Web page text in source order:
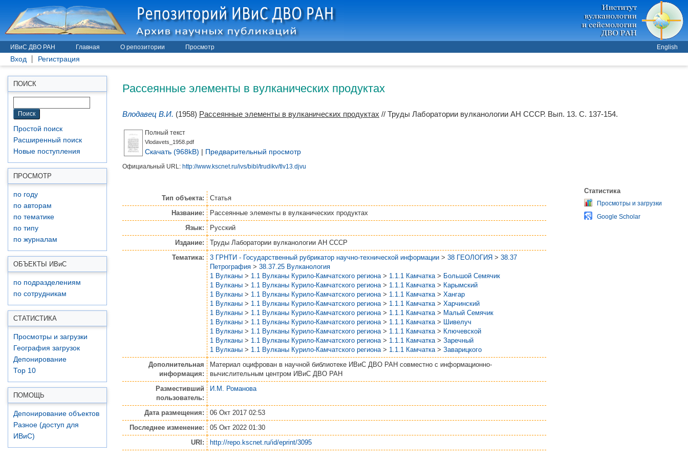
ИВиС ДВО РАН Главная О репозитории Просмотр English
Вход Регистрация
ПОИСК
Простой поиск
Расширенный поиск
Новые поступления
ПРОСМОТР
по году
по авторам
по тематике
по типу
по журналам
ОБЪЕКТЫ ИВиС
по подразделениям
по сотрудникам
СТАТИСТИКА
Просмотры и загрузки
География загрузок
Депонирование
Top 10
ПОМОЩЬ
Депонирование объектов
Разное (доступ для
ИВиС)
Рассеянные элементы в вулканических продуктах
Влодавец В.И. (1958) Рассеянные элементы в вулканических продуктах // Труды Лаборатории вулканологии АН СССР. Вып. 13. С. 137-154.
Полный текст
Vlodavets_1958.pdf
Скачать (968kB) | Предварительный просмотр
Официальный URL: http://www.kscnet.ru/ivs/bibl/trudikv/tlv13.djvu
Тип объекта:
Статья
Название:
Рассеянные элементы в вулканических продуктах
Язык:
Русский
Издание:
Труды Лаборатории вулканологии АН СССР
Тематика:
3 ГРНТИ - Государственный рубрикатор научно-технической информации > 38 ГЕОЛОГИЯ > 38.37
Петрография > 38.37.25 Вулканология
1 Вулканы > 1.1 Вулканы Курило-Камчатского региона > 1.1.1 Камчатка > Большой Семячик
1 Вулканы > 1.1 Вулканы Курило-Камчатского региона > 1.1.1 Камчатка > Карымский
1 Вулканы > 1.1 Вулканы Курило-Камчатского региона > 1.1.1 Камчатка > Хангар
1 Вулканы > 1.1 Вулканы Курило-Камчатского региона > 1.1.1 Камчатка > Харчинский
1 Вулканы > 1.1 Вулканы Курило-Камчатского региона > 1.1.1 Камчатка > Малый Семячик
1 Вулканы > 1.1 Вулканы Курило-Камчатского региона > 1.1.1 Камчатка > Шивелуч
1 Вулканы > 1.1 Вулканы Курило-Камчатского региона > 1.1.1 Камчатка > Ключевской
1 Вулканы > 1.1 Вулканы Курило-Камчатского региона > 1.1.1 Камчатка > Заречный
1 Вулканы > 1.1 Вулканы Курило-Камчатского региона > 1.1.1 Камчатка > Заварицкого
Дополнительная
информация:
Материал оцифрован в научной библиотеке ИВиС ДВО РАН совместно с информационно-
вычислительным центром ИВиС ДВО РАН
Разместивший
пользователь:
И.М. Романова
Дата размещения:
06 Окт 2017 02:53
Последнее изменение:
05 Окт 2022 01:30
URI:
http://repo.kscnet.ru/id/eprint/3095
Статистика
Просмотры и загрузки
Google Scholar